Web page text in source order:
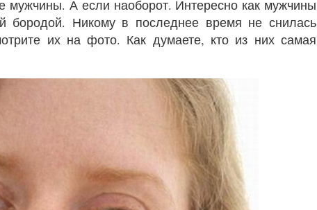
мужчины. А если наоборот. Интересно как мужчины
бородой. Никому в последнее время не снилась
их на фото. Как думаете, кто из них самая